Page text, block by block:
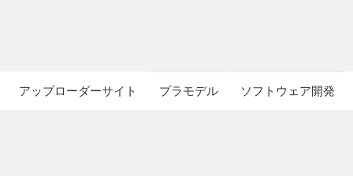
アップローダーサイト プラモデル ソフトウェア開発